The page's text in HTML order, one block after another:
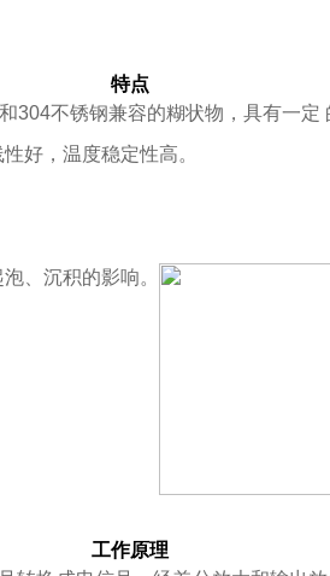
特点
不锈钢兼容的糊状物，具有一定
，温度稳定性高。
、沉积的影响。
工作原理